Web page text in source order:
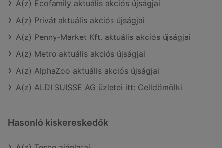
A(z) Ecofamily aktuális akciós újságjai
A(z) Privát aktuális akciós újságjai
A(z) Penny-Market Kft. aktuális akciós újságjai
A(z) Metro aktuális akciós újságjai
A(z) AlphaZoo aktuális akciós újságjai
A(z) ALDI SUISSE AG üzletei itt: Celldömölki
Hasonló kiskereskedők